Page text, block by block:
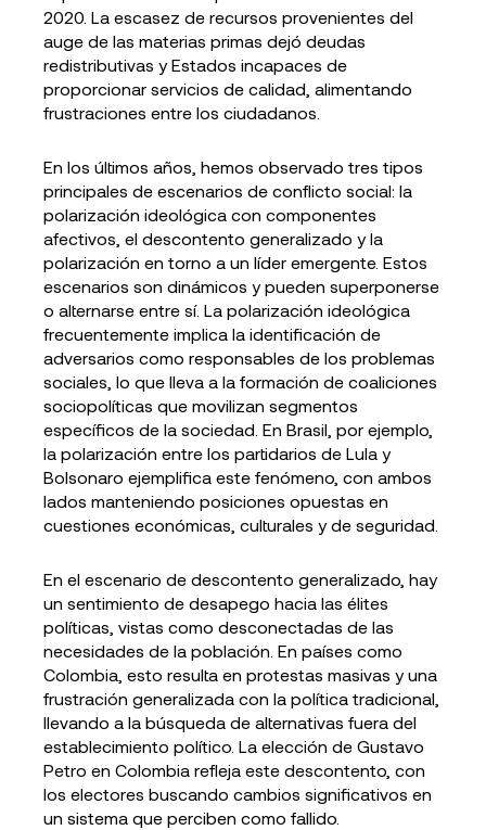
2020. La escasez de recursos provenientes del
auge de las materias primas dejó deudas
redistributivas y Estados incapaces de
proporcionar servicios de calidad, alimentando
frustraciones entre los ciudadanos.
En los últimos años, hemos observado tres tipos
principales de escenarios de conflicto social: la
polarización ideológica con componentes
afectivos, el descontento generalizado y la
polarización en torno a un líder emergente. Estos
escenarios son dinámicos y pueden superponerse
o alternarse entre sí. La polarización ideológica
frecuentemente implica la identificación de
adversarios como responsables de los problemas
sociales, lo que lleva a la formación de coaliciones
sociopolíticas que movilizan segmentos
específicos de la sociedad. En Brasil, por ejemplo,
la polarización entre los partidarios de Lula y
Bolsonaro ejemplifica este fenómeno, con ambos
lados manteniendo posiciones opuestas en
cuestiones económicas, culturales y de seguridad.
En el escenario de descontento generalizado, hay
un sentimiento de desapego hacia las élites
políticas, vistas como desconectadas de las
necesidades de la población. En países como
Colombia, esto resulta en protestas masivas y una
frustración generalizada con la política tradicional,
llevando a la búsqueda de alternativas fuera del
establecimiento político. La elección de Gustavo
Petro en Colombia refleja este descontento, con
los electores buscando cambios significativos en
un sistema que perciben como fallido.